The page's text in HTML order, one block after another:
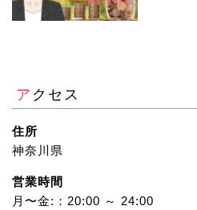
アクセス
住所
神奈川県
営業時間
月〜金:：20:00 ～ 24:00